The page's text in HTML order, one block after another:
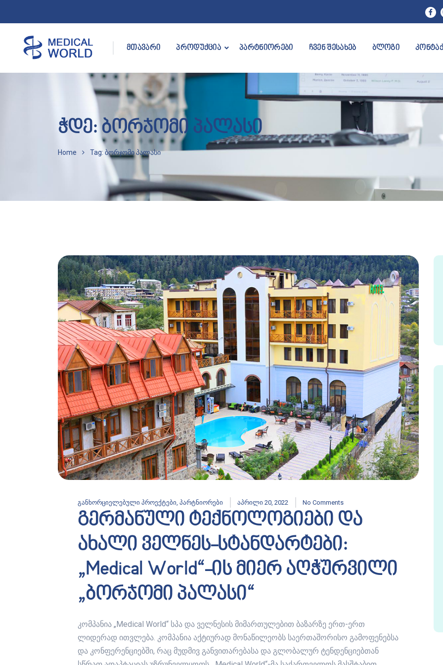
მთავარი პროდუქცია პარტნიორები ჩვენ შესახებ ბლოგი
ჭდე:ბორჯომი პალასი
Home Tag: ბორჯომი პალასი
განხორციელებული პროექტები პარტნიორები აპრილი 20, 2022 No Comments
გერმანული ტექნოლოგიები და
ახალი ველნეს-სტანდარტები:
„Medical World“-ის მიერ აღჭურვილი
„ბორჯომი პალასი“
კომპანია „Medical World“ სპა და ველნესის მიმართულებით ბაზარზე ერთ-ერთ
ლიდერად ითვლება. კომპანია აქტიურად მონაწილეობს საერთაშორისო გამოფენებსა
და კონფერენციებში, რაც მუდმივ განვითარებასა და გლობალურ ტენდენციებთან